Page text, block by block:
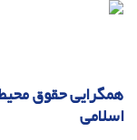
همگرایی حقوق
اسلامی